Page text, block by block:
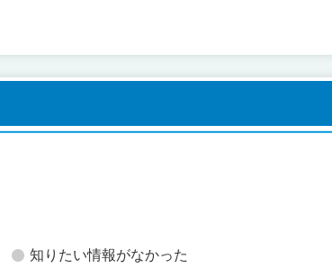
知りたい情報がなかった